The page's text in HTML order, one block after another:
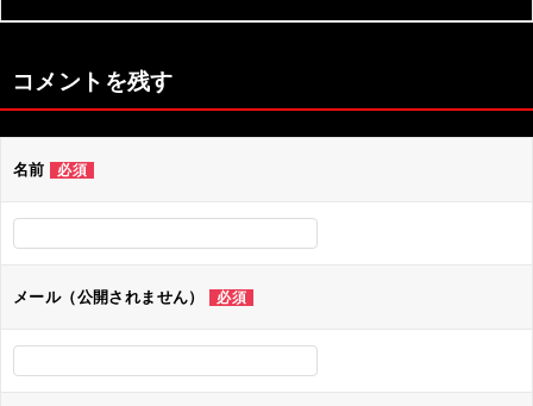
コメントを残す
名前 必須
メール（公開されません） 必須